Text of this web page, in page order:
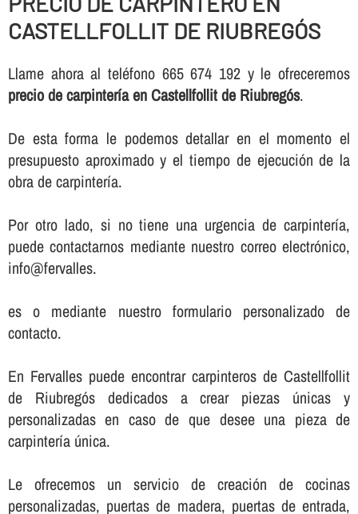
CASTELLFOLLIT DE RIUBREGÓS
Llame ahora al teléfono 665 674 192 y le ofreceremos
precio de carpinterí­a en Castellfollit de Riubregós.
De esta forma le podemos detallar en el momento el
presupuesto aproximado y el tiempo de ejecución de la
obra de carpinterí­a.
Por otro lado, si no tiene una urgencia de carpinterí­a,
puede contactarnos mediante nuestro correo electrónico,
info@fervalles.
es o mediante nuestro formulario personalizado de
contacto.
En Fervalles puede encontrar carpinteros de Castellfollit
de Riubregós dedicados a crear piezas únicas y
personalizadas en caso de que desee una pieza de
carpinterí­a única.
Le ofrecemos un servicio de creación de cocinas
personalizadas, puertas de madera, puertas de entrada,